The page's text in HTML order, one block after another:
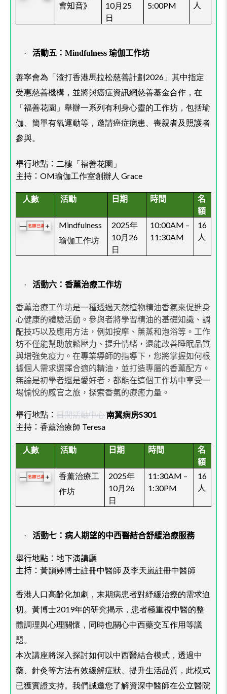
會知音》
10月25
日
5:00PM
人
· 活動五：Mindfulness 瑜伽工作坊
善寧會為「渣打香港馬拉松慈善計劃2026」其中指定
受惠慈善機構，並將與癌症資訊網慈善基金合作，在
「福善花園」舉辦一系列有利身心靈的工作坊，包括瑜
伽、簡單有氧運動等，邀請癌症病患、喪親者及照護者
參與。
舉行地點： 二樓「福善花園」
主持： OM瑜伽工作室創辦人 Grace
人數 活動 日期 時間
名
額
— ＋
Mindfulness
瑜伽工作坊
2025年
10月26
日
10:00AM –
11:30AM
16
人
· 活動六：香薰治療工作坊
香薰治療工作坊是一種透過天然植物精油香氣來促進身
心健康的體驗活動。參與者將學習精油的基礎知識、調
配技巧以及應用方法，例如按摩、薰蒸和泡浴等。工作
坊不僅能幫助放鬆壓力、提升情緒，還能改善睡眠品質
與增強免疫力。在專業導師的指導下，您將掌握如何根
據個人需求選擇合適的精油，並打造專屬的香薰配方。
無論是初學者還是愛好者，都能在這個工作坊中享受一
場愉悅的感官之旅，探索香氣的療癒力量。
舉行地點： 日間活動中心南翼病房S301
主持： 香薰治療師 Teresa
人數 活動 日期 時間
名
額
— ＋
香薰治療工
作坊
2025年
10月26
日
11:30AM –
1:30PM
16
人
· 活動七：病人期望的中西醫結合舒緩治療服務
舉行地點： 地下演講廳
主持： 黃韻婷博士註冊中醫師 及李天嵐註冊中醫師
香港人口高齡化加劇，末期病患者對紓緩治療的需求迫
切。黃博士2019年的研究揭示，患者極重視中醫的整
體調理與心理關懷，同時也關心中西藥交互作用等議
題。
本次講座將深入探討如何以中西醫結合模式，透過中
藥、針灸等方法有效緩解症狀、提升生活品質，此模式
已獲實證支持。我們誠邀您了解資深中醫師在公立醫院